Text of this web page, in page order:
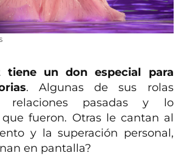
tiene un don especial para
. Algunas de sus rolas
relaciones pasadas y lo
fueron. Otras le cantan al
y la superación personal,
en pantalla?